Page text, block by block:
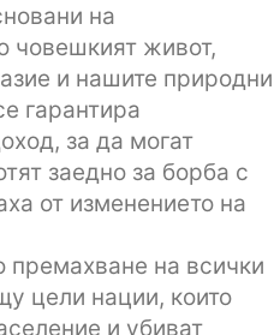
на
човешкият живот,
и нашите природни
гарантира
за да могат
заедно за борба с
от изменението на
премахване на всички
цели нации, които
и убиват